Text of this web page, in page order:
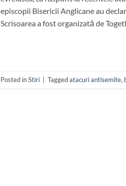
episcopii Bisericii Anglicane au
Scrisoarea a fost organizată de
Posted inStiri Taggedatacuri antisemite,